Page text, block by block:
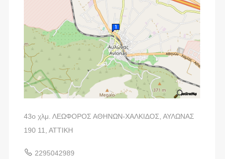
43ο χλμ. ΛΕΩΦΟΡΟΣ ΑΘΗΝΩΝ-ΧΑΛΚΙΔΟΣ, ΑΥΛΩΝΑΣ
190 11, ΑΤΤΙΚΗ
2295042989